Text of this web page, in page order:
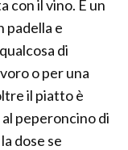
con il vino. È un
padella e
di
o per una
il piatto è
peperoncino di
dose se